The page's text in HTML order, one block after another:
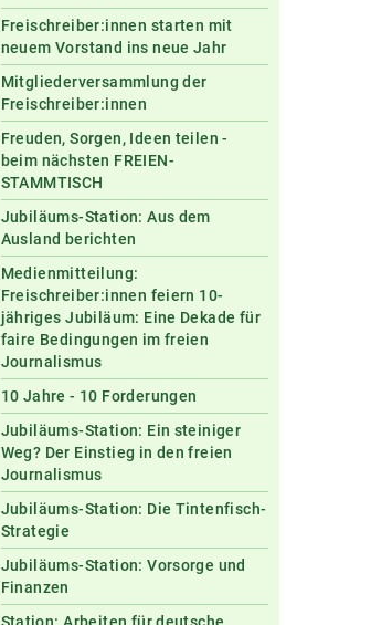
Freischreiber:innen starten mit
neuem Vorstand ins neue Jahr
Mitgliederversammlung der
Freischreiber:innen
Freuden, Sorgen, Ideen teilen -
beim nächsten FREIEN-
STAMMTISCH
Jubiläums-Station: Aus dem
Ausland berichten
Medienmitteilung:
Freischreiber:innen feiern 10-
jähriges Jubiläum: Eine Dekade für
faire Bedingungen im freien
Journalismus
10 Jahre - 10 Forderungen
Jubiläums-Station: Ein steiniger
Weg? Der Einstieg in den freien
Journalismus
Jubiläums-Station: Die Tintenfisch-
Strategie
Jubiläums-Station: Vorsorge und
Finanzen